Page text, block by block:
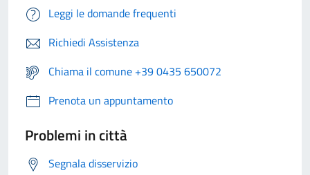
Leggi le domande frequenti
Richiedi Assistenza
Chiama il comune +39 0435 650072
Prenota un appuntamento
Problemi in città
Segnala disservizio